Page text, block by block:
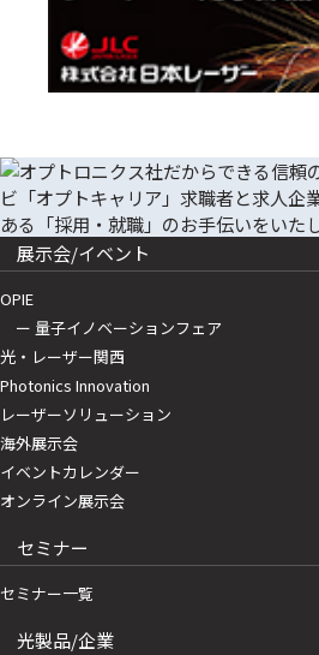
展示会/イベント
OPIE
ー 量子イノベーションフェア
光・レーザー関西
Photonics Innovation
レーザーソリューション
海外展示会
イベントカレンダー
オンライン展示会
セミナー
セミナー一覧
光製品/企業